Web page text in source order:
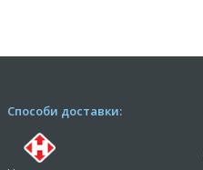
Способи доставки: